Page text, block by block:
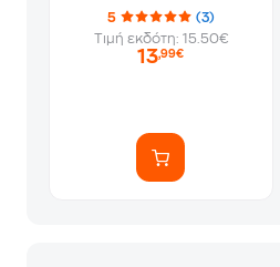
5
(3)
Τιμή εκδότη: 15.50€
13,99€